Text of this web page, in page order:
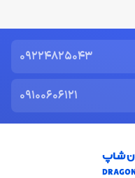
09224825043
09100606121